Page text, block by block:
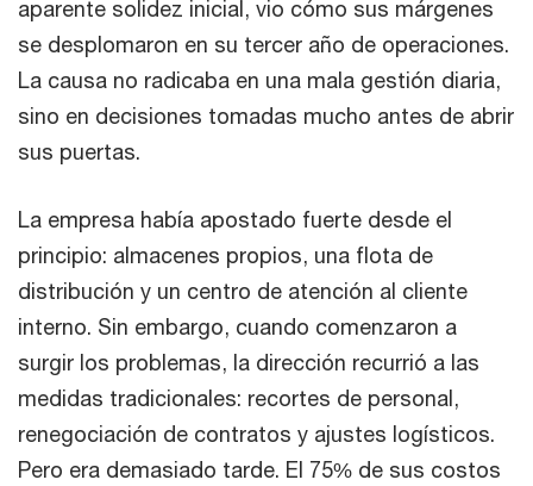
aparente solidez inicial, vio cómo sus márgenes
se desplomaron en su tercer año de operaciones.
La causa no radicaba en una mala gestión diaria,
sino en decisiones tomadas mucho antes de abrir
sus puertas.
La empresa había apostado fuerte desde el
principio: almacenes propios, una flota de
distribución y un centro de atención al cliente
interno. Sin embargo, cuando comenzaron a
surgir los problemas, la dirección recurrió a las
medidas tradicionales: recortes de personal,
renegociación de contratos y ajustes logísticos.
Pero era demasiado tarde. El 75% de sus costos